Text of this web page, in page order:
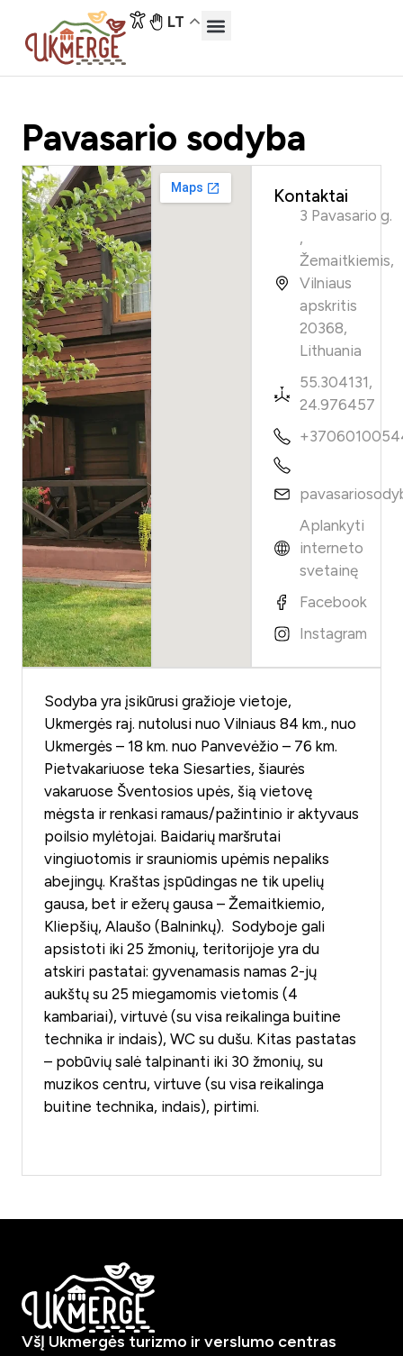
LT
Pavasario sodyba
Kontaktai
3 Pavasario g.
,
Žemaitkiemis,
Vilniaus
apskritis
20368,
Lithuania
55.304131,
24.976457
Aplankyti
interneto
svetainę
Facebook
Instagram
Sodyba yra įsikūrusi gražioje vietoje,
Ukmergės raj. nutolusi nuo Vilniaus 84 km., nuo
Ukmergės – 18 km. nuo Panvevėžio – 76 km.
Pietvakariuose teka Siesarties, šiaurės
vakaruose Šventosios upės, šią vietovę
mėgsta ir renkasi ramaus/pažintinio ir aktyvaus
poilsio mylėtojai. Baidarių maršrutai
vingiuotomis ir srauniomis upėmis nepaliks
abejingų. Kraštas įspūdingas ne tik upelių
gausa, bet ir ežerų gausa – Žemaitkiemio,
Kliepšių, Alaušo (Balninkų). Sodyboje gali
apsistoti iki 25 žmonių, teritorijoje yra du
atskiri pastatai: gyvenamasis namas 2-jų
aukštų su 25 miegamomis vietomis (4
kambariai), virtuvė (su visa reikalinga buitine
technika ir indais), WC su dušu. Kitas pastatas
– pobūvių salė talpinanti iki 30 žmonių, su
muzikos centru, virtuve (su visa reikalinga
buitine technika, indais), pirtimi.
VšĮ Ukmergės turizmo ir verslumo centras